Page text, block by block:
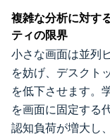
複雑な分析に対す
ティの限界
小さな画面は並列
を妨げ、デスクト
を低下させます。
を画面に固定する
認知負荷が増大し